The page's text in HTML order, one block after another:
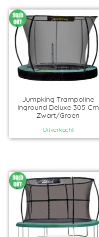
Jumpking Trampoline
Inground Deluxe 305 Cm
Zwart/Groen
Uitverkocht